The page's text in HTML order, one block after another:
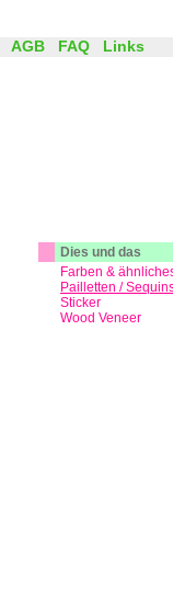
Dies und das
Farben &
Pailletten /
Sticker
Wood Veneer
AGB FAQ Links